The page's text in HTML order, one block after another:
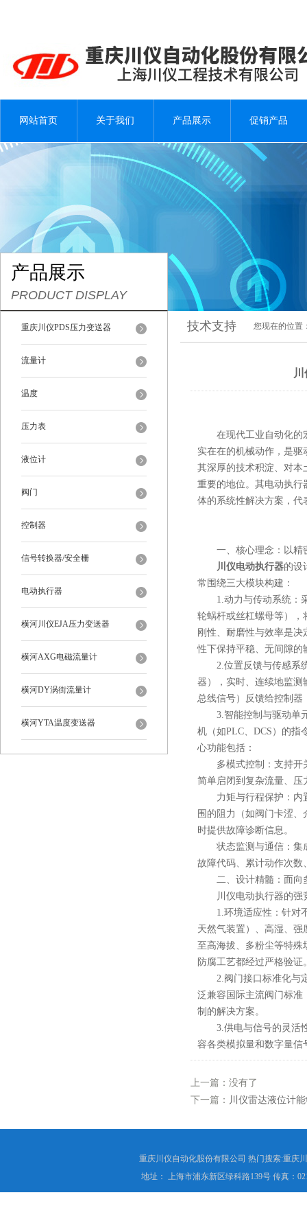
网站首页 关于我们 产品展示 促销产品
产品展示
PRODUCT DISPLAY
重庆川仪PDS压力变送器
流量计
温度
压力表
液位计
阀门
控制器
信号转换器/安全栅
电动执行器
横河川仪EJA压力变送器
横河AXG电磁流量计
横河DY涡街流量计
横河YTA温度变送器
技术支持 您现在的位置
在现代工业自动化的宏
实在在的机械动作，是
其深厚的技术积淀、对本
重要的地位。其电动执行
体的系统性解决方案，代
一、核心理念：以精
川仪电动执行器的设
常围绕三大模块构建：
1.动力与传动系统：采
轮蜗杆或丝杠螺母等），
刚性、耐磨性与效率是
性下保持平稳、无间隙的
2.位置反馈与传感系统
器），实时、连续地监测
总线信号）反馈给控制器
3.智能控制与驱动单元
机（如PLC、DCS）的指
心功能包括：
多模式控制：支持开关
简单启闭到复杂流量、压
力矩与行程保护：内置
围的阻力（如阀门卡涩
时提供故障诊断信息。
状态监测与通信：集成
故障代码、累计动作次数
二、设计精髓：面向
川仪电动执行器的强竞
1.环境适应性：针对不
天然气装置）、高湿、
至高海拔、多粉尘等特
防腐工艺都经过严格验证
2.阀门接口标准化与定
泛兼容国际主流阀门标准
制的解决方案。
3.供电与信号的灵活性
容各类模拟量和数字量信
上一篇：没有了
下一篇： 川仪雷达液位计
重庆川仪自动化股份有限公司 热门搜索:重庆
地址： 上海市浦东新区绿科路139号 传真：